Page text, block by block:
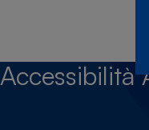
Accessibilità